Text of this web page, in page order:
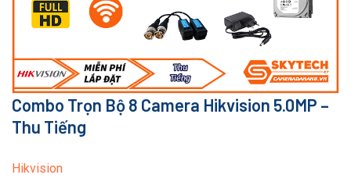
Combo Trọn Bộ 8 Camera Hikvision 5.0MP –
Thu Tiếng
Hikvision